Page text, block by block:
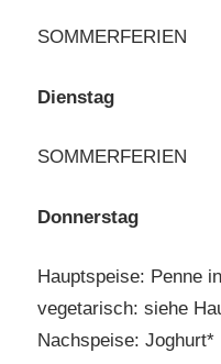
SOMMERFERIEN
Dienstag
SOMMERFERIEN
Donnerstag
Hauptspeise: Penne
vegetarisch: siehe
Nachspeise: Joghurt*